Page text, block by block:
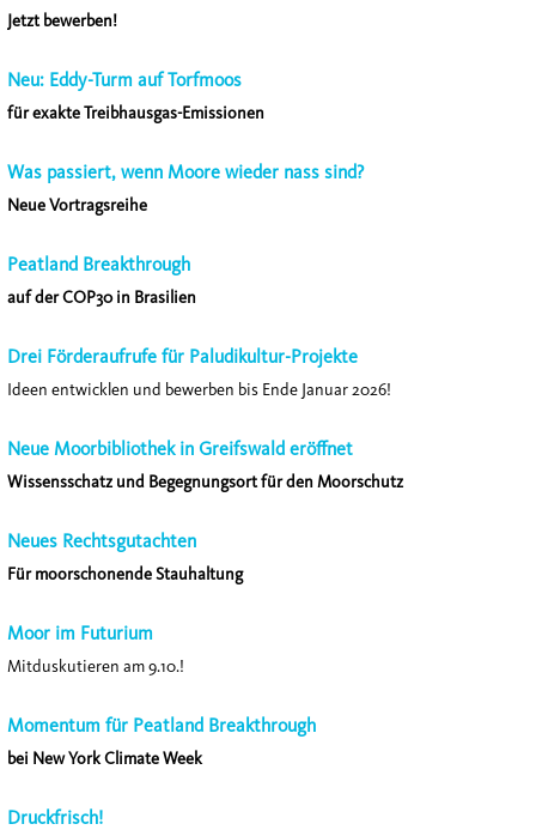
Jetzt bewerben!
Neu: Eddy-Turm auf Torfmoos
für exakte Treibhausgas-Emissionen
Was passiert, wenn Moore wieder nass sind?
Neue Vortragsreihe
Peatland Breakthrough
auf der COP30 in Brasilien
Drei Förderaufrufe für Paludikultur-Projekte
Ideen entwicklen und bewerben bis Ende Januar 2026!
Neue Moorbibliothek in Greifswald eröffnet
Wissensschatz und Begegnungsort für den Moorschutz
Neues Rechtsgutachten
Für moorschonende Stauhaltung
Moor im Futurium
Mitduskutieren am 9.10.!
Momentum für Peatland Breakthrough
bei New York Climate Week
Druckfrisch!